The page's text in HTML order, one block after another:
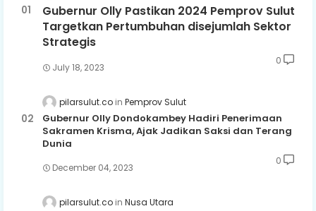
Gubernur Olly Pastikan 2024 Pemprov Sulut
Targetkan Pertumbuhan disejumlah Sektor
Strategis
July 18, 2023
0
pilarsulut.co Pemprov Sulut
Gubernur Olly Dondokambey Hadiri Penerimaan
Sakramen Krisma, Ajak Jadikan Saksi dan Terang
Dunia
December 04, 2023
0
pilarsulut.co Nusa Utara